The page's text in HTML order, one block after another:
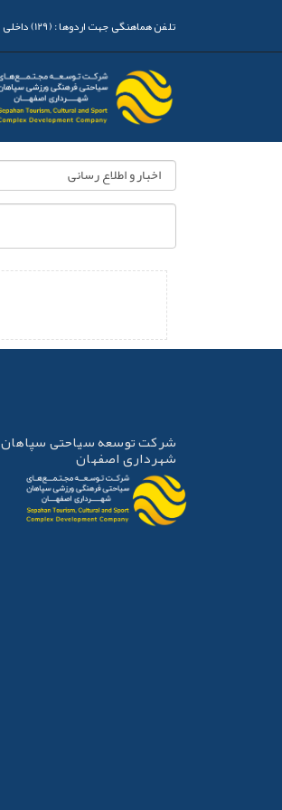
تلفن هماهنگی جهت اردوها :(129) داخلی 13 - 03136759011
شرکت توسعه سیاحتی سپاهان
شهرداری اصفهان